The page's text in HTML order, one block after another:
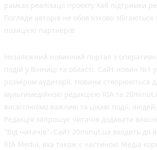
рамках реалізації проєкту Хаб підтримки
Погляди авторів не обов'язково збігаються
позицією партнерів
Незалежний новинний портал з
подій у Вінниці та області. Сайт новин №1
розміром аудиторії. Новини створюються
мультимедійною редакцією RIA та
висвітлюємо важливі та цікаві події,
Редакція запрошує читачів додавати
"Від читачів". Сайт 20minut.ua входить до
RIA Media, яка також є частиною Медіа